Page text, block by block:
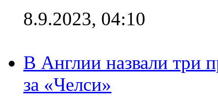
8.9.2023, 04:10
В Англии назвали три
за «Челси»